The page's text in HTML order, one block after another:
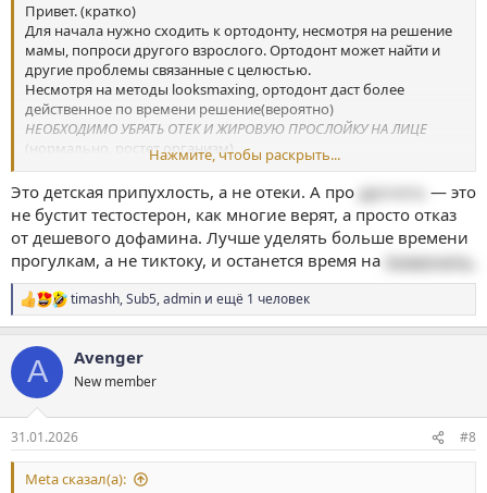
-пей воду литра 2 в день
-питайся правильно (в частности натуральный мед, молоко,
мясо)
-делай упражнение на мышцы глаз, рта
-витамины(все доступные, в частности D3 и k2, цинк, кальций,
омега3), таже пчелиная пыльца.
-
если др"""шь, то хотя бы раз в месяц
Банальные
упражнения закрепил, но не просто массируй а задействуй
мыщцы, чтобы их чувствовал.
Посмотри также как бы это не звучало ролики на ютуб/рутюб
(упражнения на шею и вся остальная гимнастика и силовые)
ТЕБЕ ПОДОЙДЕТ ВСЕ!
ПОЖАЛУЙСТА, КТО ЧИТАЕТ, ЕСЛИ ЕСТЬ ЧТО ДОБАВИТЬ,
ДОБАВЬТЕ ЧТО ТО ЕЩЁ НЕОБХОДИМОЕ ПО ВОЗМОЖНОСТИ!
Привет. (кратко)
Для начала нужно сходить к ортодонту, несмотря на решение
мамы, попроси другого взрослого. Ортодонт может найти и
другие проблемы связанные с целюстью.
Несмотря на методы looksmaxing, ортодонт даст более
действенное по времени решение(вероятно)
НЕОБХОДИМО УБРАТЬ ОТЕК И ЖИРОВУЮ ПРОСЛОЙКУ НА ЛИЦЕ
(нормально, ростет организм)
А для начала пока это :
-держи спину ровно, также выпрями плечи
-Активно займись спортом(растяжки, поднимание гантелей на
разные группы мышц, бег, приседания, подтягивания,
упражнения на шею)
-пей воду литра 2 в день
-питайся правильно (в частности натуральный мед, молоко,
мясо)
-делай упражнение на мышцы глаз, рта
-витамины(все доступные, в частности D3 и k2, цинк, кальций,
омега3), таже пчелиная пыльца.
-
если др"""шь, то хотя бы раз в месяц
Банальные
упражнения закрепил, но не просто массируй а задействуй
мыщцы, чтобы их чувствовал.
Посмотри также как бы это не звучало ролики на ютуб/рутюб
Нажмите, чтобы раскрыть...
Это детская припухлость, а не отеки. А про дрочить
— это
не бустит тестостерон, как многие верят, а просто отказ
от дешевого дофамина. Лучше уделять больше времени
прогулкам, а не тиктоку, и останется время на подрочить.
Р
е
к
и
:
timashh,Sub5,admin и ещё 1 человек
A Avenger
New member
31.01.2026 #8
Meta сказал(а):